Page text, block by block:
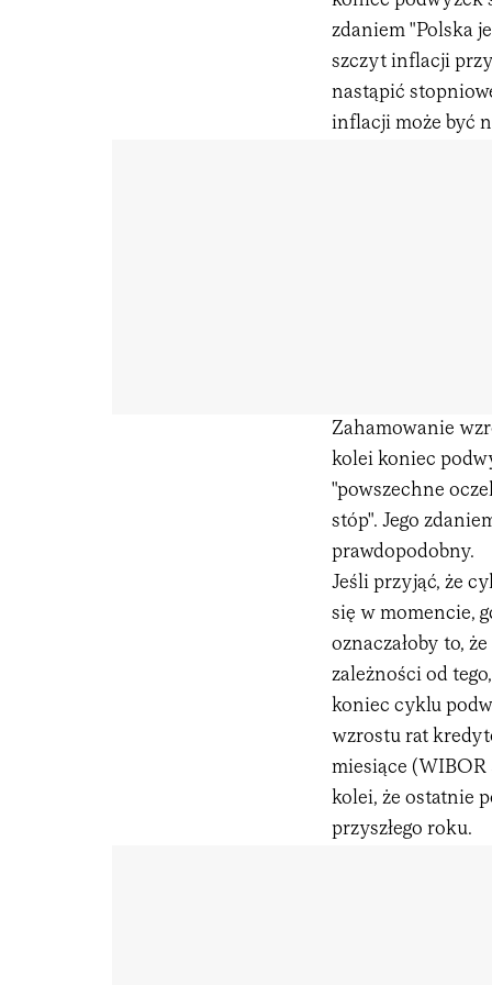
zdaniem "Polska
szczyt inflacji
nastąpić
inflacji może być
Zahamowanie
kolei koniec
"powszechne
stóp". Jego
prawdopodobny.
Jeśli przyjąć, że
się w momencie,
oznaczałoby to,
zależności od
koniec cyklu
wzrostu rat
miesiące (WIBOR
kolei, że ostatnie
przyszłego roku.